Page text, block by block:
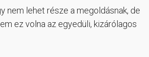
nem lehet része a megoldásnak, de
ez volna az egyedüli, kizárólagos